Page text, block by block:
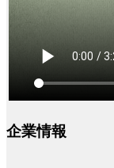
企業情報